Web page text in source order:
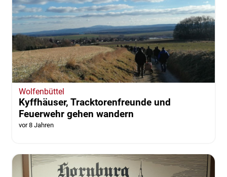
Wolfenbüttel
Kyffhäuser, Tracktorenfreunde und
Feuerwehr gehen wandern
vor 8 Jahren